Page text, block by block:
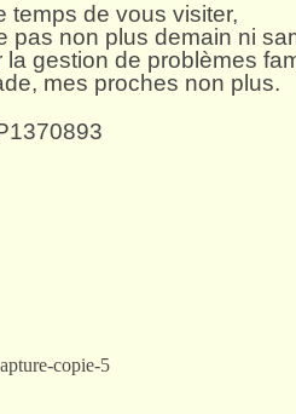
temps de vous visiter,
pas non plus demain ni
gestion de problèmes
mes proches non plus.